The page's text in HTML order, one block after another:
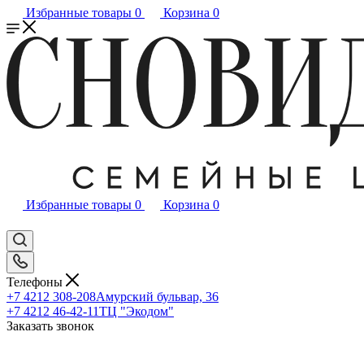
Избранные товары 0 Корзина 0
Избранные товары 0 Корзина 0
Телефоны
+7 4212 308-208Амурский бульвар, 36
+7 4212 46-42-11ТЦ "Экодом"
Заказать звонок